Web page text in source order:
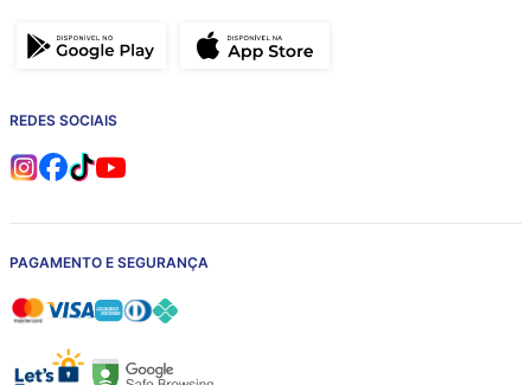
REDES SOCIAIS
PAGAMENTO E SEGURANÇA